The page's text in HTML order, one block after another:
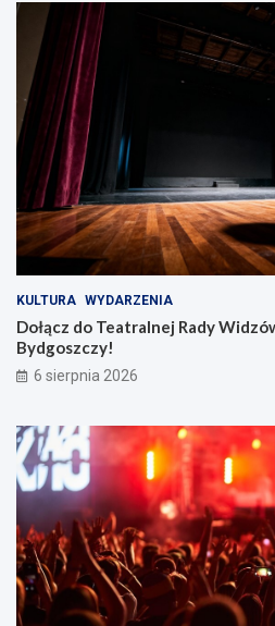
KULTURA WYDARZENIA
Dołącz do Teatralnej Rady
Bydgoszczy!
6 sierpnia 2026